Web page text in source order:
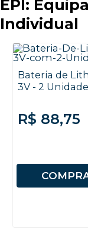
EPI:
Individual
Bateria de
3V - 2
R$ 88,75